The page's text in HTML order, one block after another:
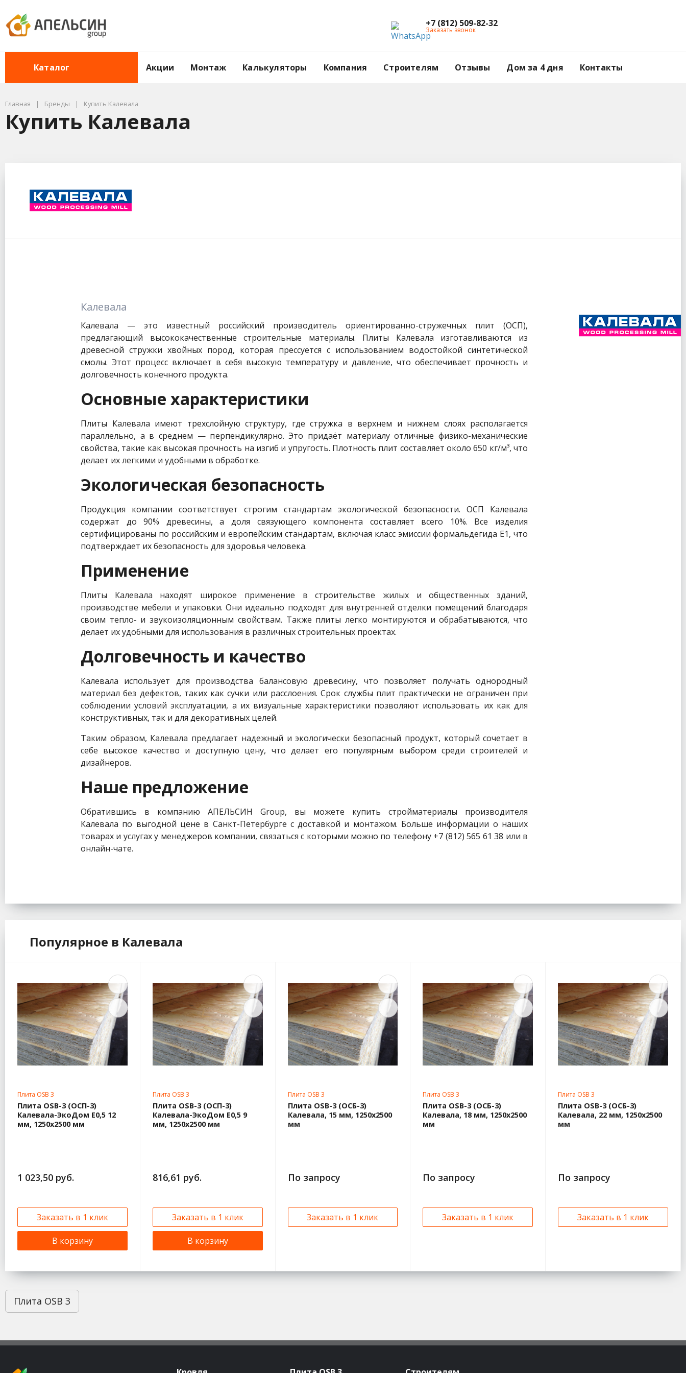
+7 (812) 509-82-32
Заказать звонок
Каталог Акции Монтаж Калькуляторы Компания Строителям Отзывы Дом за 4 дня Контакты
Главная Бренды Купить Калевала
Купить Калевала
Калевала
Калевала — это известный российский производитель ориентированно-стружечных плит (ОСП),
предлагающий высококачественные строительные материалы. Плиты Калевала изготавливаются из
древесной стружки хвойных пород, которая прессуется с использованием водостойкой синтетической
смолы. Этот процесс включает в себя высокую температуру и давление, что обеспечивает прочность и
долговечность конечного продукта.
Основные характеристики
Плиты Калевала имеют трехслойную структуру, где стружка в верхнем и нижнем слоях располагается
параллельно, а в среднем — перпендикулярно. Это придаёт материалу отличные физико-механические
свойства, такие как высокая прочность на изгиб и упругость. Плотность плит составляет около 650 кг/м³, что
делает их легкими и удобными в обработке.
Экологическая безопасность
Продукция компании соответствует строгим стандартам экологической безопасности. ОСП Калевала
содержат до 90% древесины, а доля связующего компонента составляет всего 10%. Все изделия
сертифицированы по российским и европейским стандартам, включая класс эмиссии формальдегида Е1, что
подтверждает их безопасность для здоровья человека.
Применение
Плиты Калевала находят широкое применение в строительстве жилых и общественных зданий,
производстве мебели и упаковки. Они идеально подходят для внутренней отделки помещений благодаря
своим тепло- и звукоизоляционным свойствам. Также плиты легко монтируются и обрабатываются, что
делает их удобными для использования в различных строительных проектах.
Долговечность и качество
Калевала использует для производства балансовую древесину, что позволяет получать однородный
материал без дефектов, таких как сучки или расслоения. Срок службы плит практически не ограничен при
соблюдении условий эксплуатации, а их визуальные характеристики позволяют использовать их как для
конструктивных, так и для декоративных целей.
Таким образом, Калевала предлагает надежный и экологически безопасный продукт, который сочетает в
себе высокое качество и доступную цену, что делает его популярным выбором среди строителей и
дизайнеров.
Наше предложение
Обратившись в компанию АПЕЛЬСИН Group, вы можете купить стройматериалы производителя
Калевала по выгодной цене в Санкт-Петербурге с доставкой и монтажом. Больше информации о наших
товарах и услугах у менеджеров компании, связаться с которыми можно по телефону +7 (812) 565 61 38 или в
онлайн-чате.
Популярное в Калевала
Плита OSB 3
Плита OSB-3 (ОСП-3)
Калевала-ЭкоДом Е0,5 12
мм, 1250х2500 мм
1 023,50 руб.
Заказать в 1 клик
В корзину
Плита OSB 3
Плита OSB-3 (ОСП-3)
Калевала-ЭкоДом Е0,5 9
мм, 1250х2500 мм
816,61 руб.
Заказать в 1 клик
В корзину
Плита OSB 3
Плита OSB-3 (ОСБ-3)
Калевала, 15 мм, 1250х2500
мм
По запросу
Заказать в 1 клик
Плита OSB 3
Плита OSB-3 (ОСБ-3)
Калевала, 18 мм, 1250х2500
мм
По запросу
Заказать в 1 клик
Плита OSB 3
Плита OSB-3 (ОСБ-3)
Калевала, 22 мм, 1250х2500
мм
По запросу
Заказать в 1 клик
Плита OSB 3